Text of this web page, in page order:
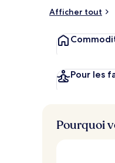
Afficher tout
Pour les
Pourquoi